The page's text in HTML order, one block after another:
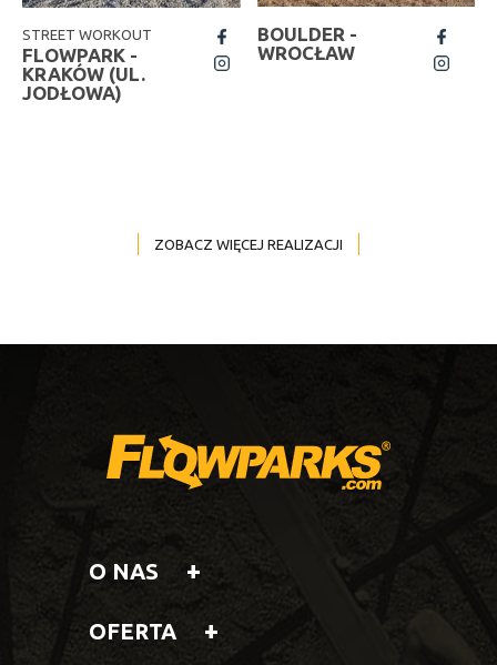
STREET WORKOUT
FLOWPARK -
KRAKÓW (UL.
JODŁOWA)
fb
insta
BOULDER -
WROCŁAW
fb
ZOBACZ WIĘCEJ REALIZACJI
O NAS
OFERTA